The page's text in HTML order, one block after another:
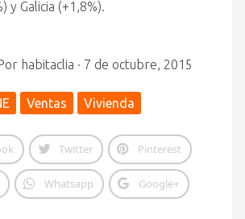
y Galicia (+1,8%).
habitaclia · 7 de octubre, 2015
Ventas Vivienda
Twitter Pinterest
Whatsapp Google+